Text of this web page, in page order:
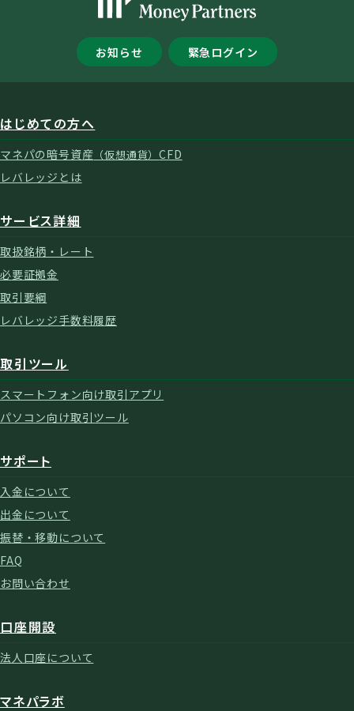
お知らせ 緊急ログイン
はじめての方へ
マネパの暗号資産 （仮想通貨）CFD
レバレッジとは
サービス詳細
取扱銘柄・レート
必要証拠金
取引要綱
レバレッジ手数料履歴
取引ツール
スマートフォン向け取引アプリ
パソコン向け取引ツール
サポート
入金について
出金について
振替・移動について
FAQ
お問い合わせ
口座開設
法人口座について
マネパラボ